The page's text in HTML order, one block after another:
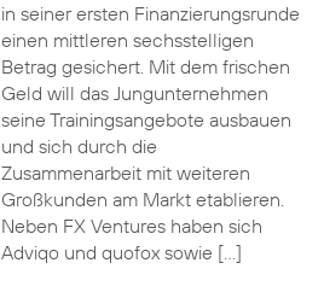
in seiner ersten Finanzierungsrunde
einen mittleren sechsstelligen
Betrag gesichert. Mit dem frischen
Geld will das Jungunternehmen
seine Trainingsangebote ausbauen
und sich durch die
Zusammenarbeit mit weiteren
Großkunden am Markt etablieren.
Neben FX Ventures haben sich
Adviqo und quofox sowie […]